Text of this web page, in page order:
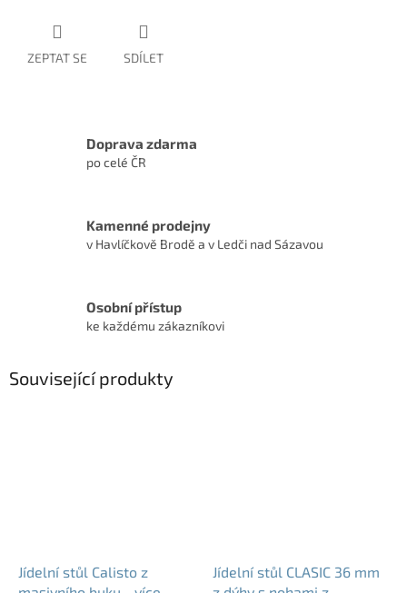
ZEPTAT SE SDÍLET
Doprava zdarma
po celé ČR
Kamenné prodejny
v Havlíčkově Brodě a v Ledči nad Sázavou
Osobní přístup
ke každému zákazníkovi
Související produkty
Jídelní stůl Calisto z
Jídelní stůl CLASIC 36 mm